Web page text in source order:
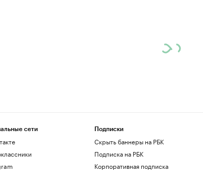
сети Подписки
Скрыть баннеры на РБК
Подписка на РБК
Корпоративная подписка